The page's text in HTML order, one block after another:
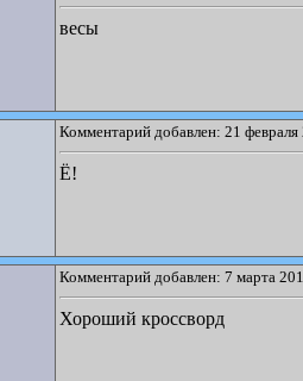
весы
Комментарий добавлен: 21
Ё!
Комментарий добавлен: 7 марта
Хороший кроссворд